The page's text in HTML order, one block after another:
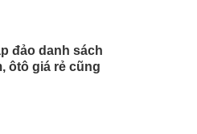
đảo danh sách
ôtô giá rẻ cũng